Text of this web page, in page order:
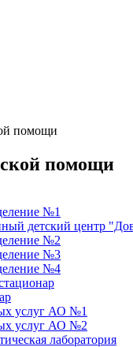
помощи
помощи
№1
детский центр
№2
№3
№4
услуг АО №1
услуг АО №2
лаборатория